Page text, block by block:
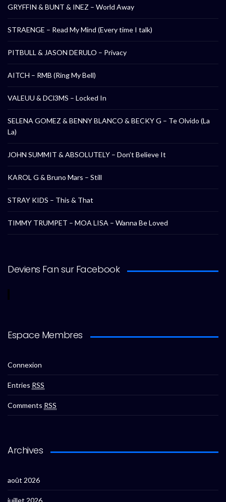
GRYFFIN & BUNT & INEZ – World Away
STRAENGE – Read My Mind (Every time I talk)
PITBULL & JASON DERULO – Privacy
AITCH – RMB (Ring My Bell)
VALEUU & DCl3MS – Locked In
SELENA GOMEZ & BENNY BLANCO & BECKY G – Te Olvido (La
La)
JOHN SUMMIT & ABSOLUTELY – Don’t Believe It
KAROL G & Bruno Mars – Still
STRAY KIDS – This & That
TIMMY TRUMPET – MOA LISA – Wanna Be Loved
Deviens Fan sur Facebook
Espace Membres
Connexion
Entries RSS
Comments RSS
Archives
août 2026